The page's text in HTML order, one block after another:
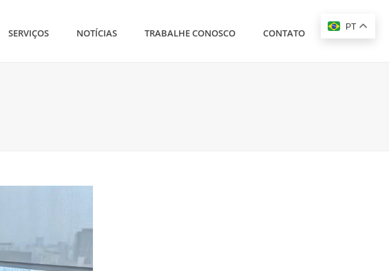
SERVIÇOS NOTÍCIAS TRABALHE CONOSCO CONTATO PT